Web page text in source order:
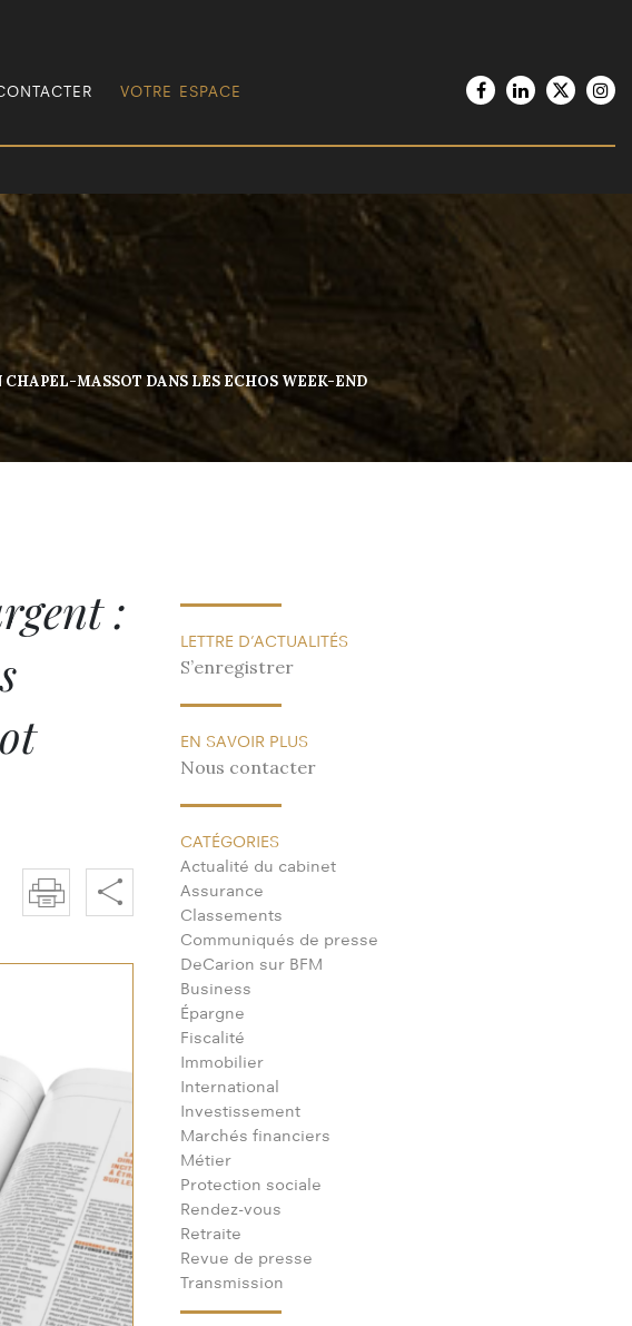
VOTRE ESPACE
MASSOT DANS LES ECHOS WEEK-END
:
LETTRE D’ACTUALITÉS
S’enregistrer
EN SAVOIR PLUS
Nous contacter
CATÉGORIES
Actualité du cabinet
Assurance
Classements
Communiqués de presse
DeCarion sur BFM
Business
Épargne
Fiscalité
Immobilier
International
Investissement
Marchés financiers
Métier
Protection sociale
Rendez-vous
Retraite
Revue de presse
Transmission